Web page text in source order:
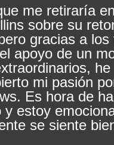
me retiraría
sobre su
gracias a los
apoyo de un
he
mi pasión
Es hora de
y estoy
se siente